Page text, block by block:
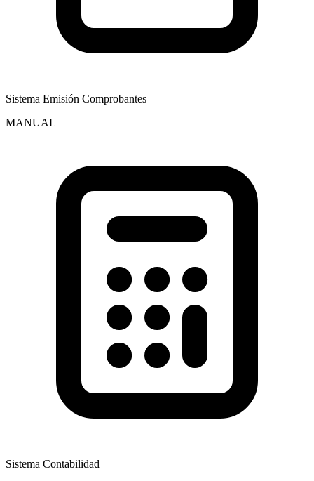
Sistema Emisión Comprobantes
MANUAL
Sistema Contabilidad